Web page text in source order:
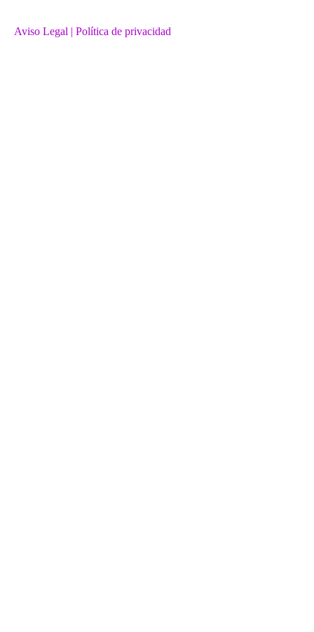
Aviso Legal | Política de privacidad